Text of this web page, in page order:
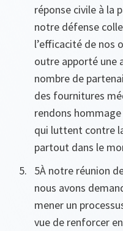
réponse civile à la
notre défense
l’efficacité de nos
outre apporté une
nombre de
des fournitures
rendons
qui luttent contre
partout dans le
5À notre réunion
nous avons
mener un
vue de renforcer